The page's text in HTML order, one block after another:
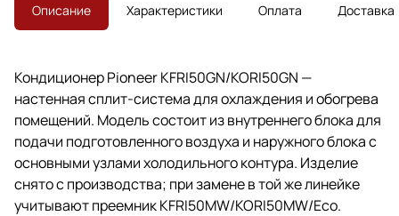
Описание Характеристики Оплата Доставка
Кондиционер Pioneer KFRI50GN/KORI50GN —
настенная сплит-система для охлаждения и обогрева
помещений. Модель состоит из внутреннего блока для
подачи подготовленного воздуха и наружного блока с
основными узлами холодильного контура. Изделие
снято с производства; при замене в той же линейке
учитывают преемник KFRI50MW/KORI50MW/Eco.